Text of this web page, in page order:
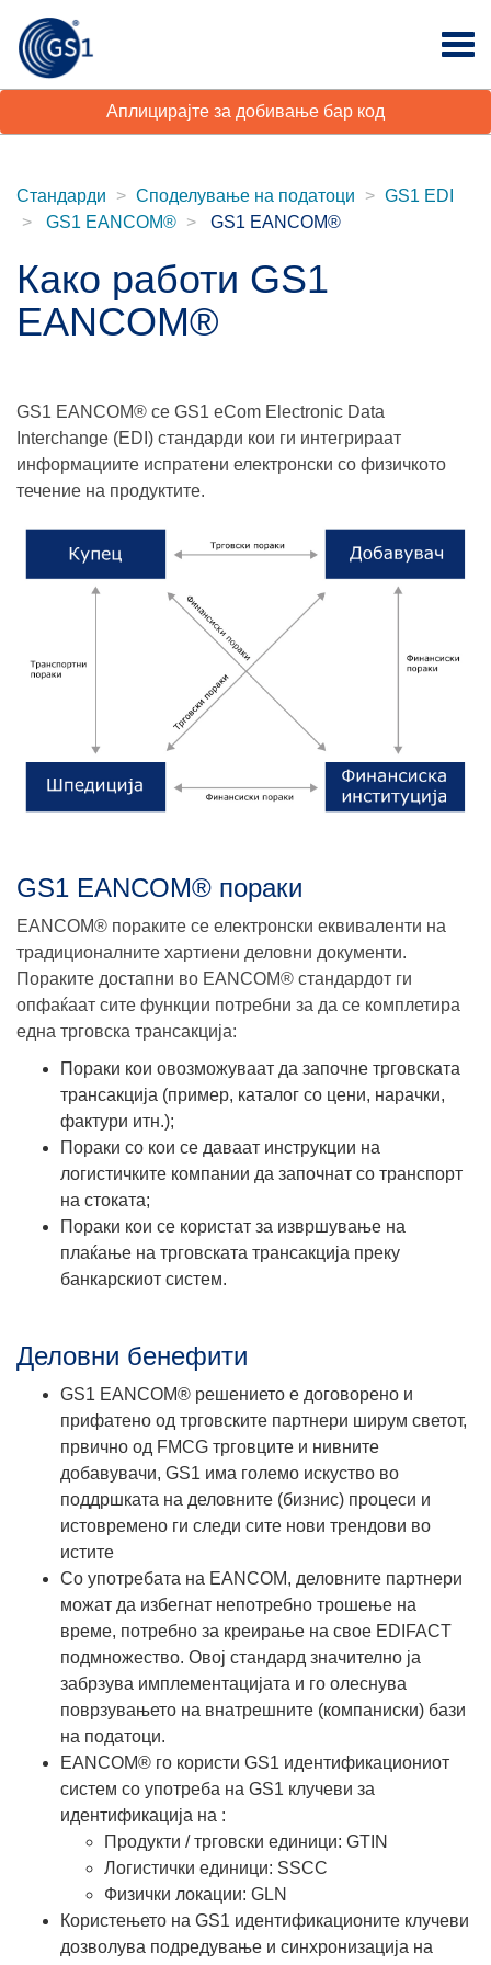
Аплицирајте за добивање бар код
Стандарди Споделување на податоци
GS1 EDI
GS1 EANCOM®
GS1 EANCOM®
Како работи GS1
EANCOM®
GS1 EANCOM® се GS1 eCom Electronic Data
Interchange (EDI) стандарди кои ги интегрираат
информациите испратени електронски со физичкото
течение на продуктите.
GS1 EANCOM® пораки
EANCOM® пораките се електронски еквиваленти на
традиционалните хартиени деловни документи.
Пораките достапни во EANCOM® стандардот ги
опфаќаат сите функции потребни за да се комплетира
една трговска трансакција:
Пораки кои овозможуваат да започне трговската
трансакција (пример, каталог со цени, нарачки,
фактури итн.);
Пораки со кои се даваат инструкции на
логистичките компании да започнат со транспорт
на стоката;
Пораки кои се користат за извршување на
плаќање на трговската трансакција преку
банкарскиот систем.
Деловни бенефити
GS1 EANCOM® решението е договорено и
прифатено од трговските партнери ширум светот,
првично од FMCG трговците и нивните
добавувачи, GS1 има големо искуство во
поддршката на деловните (бизнис) процеси и
истовремено ги следи сите нови трендови во
истите
Со употребата на EANCOM, деловните партнери
можат да избегнат непотребно трошење на
време, потребно за креирање на свое EDIFACT
подмножество. Овој стандард значително ја
забрзува имплементацијата и го олеснува
поврзувањето на внатрешните (компаниски) бази
на податоци.
EANCOM® го користи GS1 идентификациониот
систем со употреба на GS1 клучеви за
идентификација на :
Продукти / трговски единици: GTIN
Логистички единици: SSCC
Физички локации: GLN
Користењето на GS1 идентификационите клучеви
дозволува подредување и синхронизација на